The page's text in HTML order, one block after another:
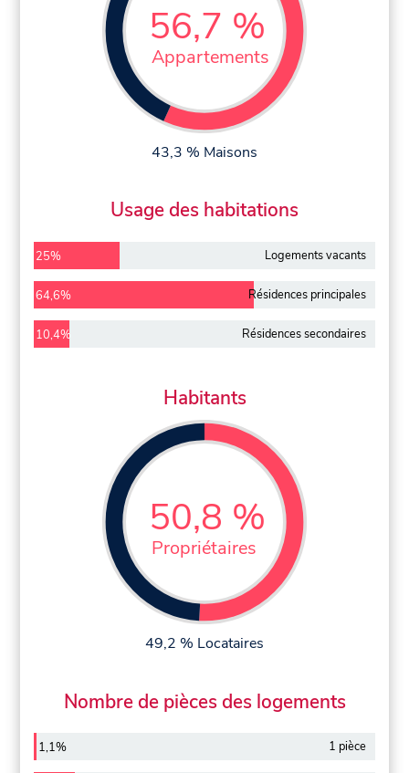
56,7 %
Appartements
43,3 % Maisons
Usage des habitations
25% Logements vacants
64,6% Résidences principales
10,4% Résidences secondaires
Habitants
50,8 %
Propriétaires
49,2 % Locataires
Nombre de pièces des logements
1,1% 1 pièce